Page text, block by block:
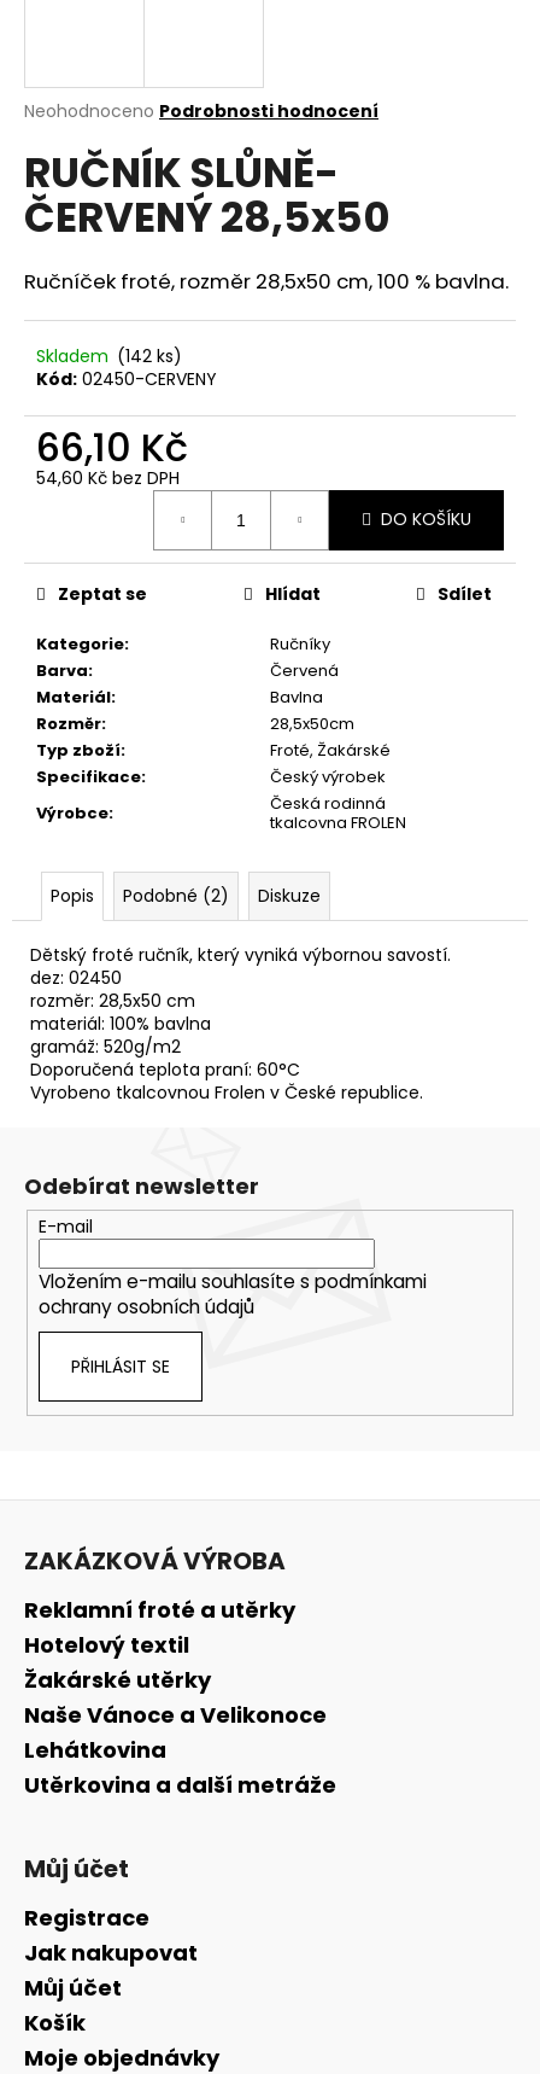
Průměrné
produktu
je
0,0
z
hvězdiček.
Neohodnoceno Podrobnosti hodnocení
RUČNÍK SLŮNĚ-
ČERVENÝ 28,5x50
Ručníček froté, rozměr 28,5x50 cm, 100 % bavlna.
Skladem (142 ks)
Kód: 02450-CERVENY
66,10 Kč
54,60 Kč bez DPH
DO KOŠÍKU
Kategorie:
Ručníky
Barva:
Červená
Materiál:
Bavlna
Rozměr:
28,5x50cm
Typ zboží:
Froté, Žakárské
Specifikace:
Český výrobek
Výrobce:
Česká rodinná
tkalcovna FROLEN
Zeptat se Hlídat Sdílet
Popis Podobné (2) Diskuze
Dětský froté ručník, který vyniká výbornou savostí.
dez: 02450
rozměr: 28,5x50 cm
materiál: 100% bavlna
gramáž: 520g/m2
Doporučená teplota praní: 60°C
Vyrobeno tkalcovnou Frolen v České republice.
í
t
?
HLEDAT
D
o
p
o
u
m
e
ŽÍNKA
KYTIČKY
25X13
CM
Odebírat newsletter
E-mail
Vložením e-mailu souhlasíte s podmínkami
ochrany osobních údajů
PŘIHLÁSIT SE
ZAKÁZKOVÁ VÝROBA
Reklamní froté a utěrky
Hotelový textil
Žakárské utěrky
Naše Vánoce a Velikonoce
Lehátkovina
Utěrkovina a další metráže
Můj účet
Registrace
Jak nakupovat
Můj účet
Košík
Moje objednávky